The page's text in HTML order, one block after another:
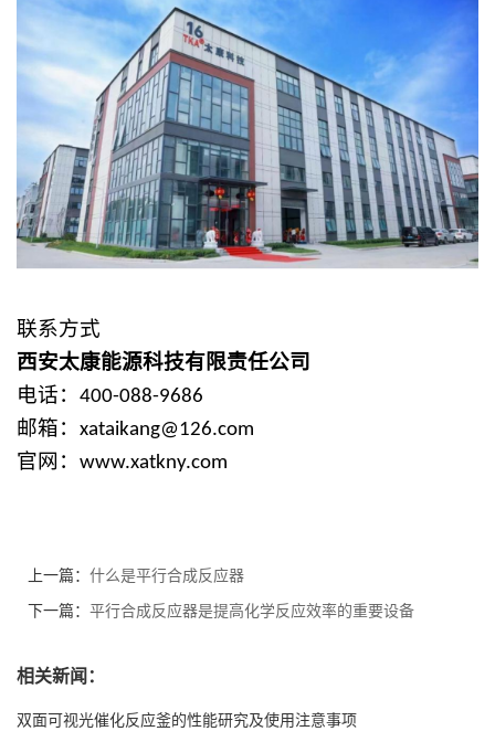
联系方式
西安太康能源科技有限责任公司
电话： 400-088-9686
邮箱： xataikang@126.com
官网： www.xatkny.com
上一篇： 什么是平行合成反应器
下一篇： 平行合成反应器是提高化学反应效率的重要设备
相关新闻：
双面可视光催化反应釜的性能研究及使用注意事项